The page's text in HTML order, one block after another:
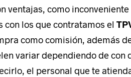
ventajas, como
con los que contratamos el
como comisión, además
variar dependiendo de con
el personal que te